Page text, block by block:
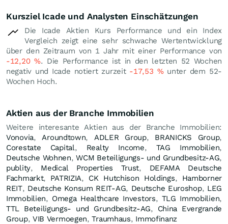
Kursziel Icade und Analysten Einschätzungen
Die Icade Aktien Kurs Performance und ein Index
Vergleich zeigt eine sehr schwache Wertentwicklung
über den Zeitraum von 1 Jahr mit einer Performance von
-12,20 %. Die Performance ist in den letzten 52 Wochen
negativ und Icade notiert zurzeit -17,53 %unter dem 52-
Wochen Hoch.
Aktien aus der Branche Immobilien
Weitere interesante Aktien aus der Branche Immobilien:
Vonovia,Aroundtown, ADLER Group, BRANICKS Group,
Corestate Capital, Realty Income, TAG Immobilien,
Deutsche Wohnen,WCM Beteiligungs- und Grundbesitz-AG,
publity, Medical Properties Trust, DEFAMA Deutsche
Fachmarkt, PATRIZIA, CK Hutchison Holdings, Hamborner
REIT, Deutsche Konsum REIT-AG, Deutsche Euroshop, LEG
Immobilien, Omega Healthcare Investors, TLG Immobilien,
TTL Beteiligungs- und Grundbesitz-AG, China Evergrande
Group, VIB Vermoegen,Traumhaus, Immofinanz